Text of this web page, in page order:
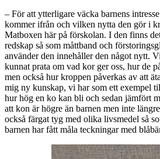
– För att ytterligare väcka barnens
kommer ifrån och vilken nytta den gör i
Matboxen här på förskolan. I den finns
redskap så som måttband och
använder den innehåller den något nytt.
kunnat prata om vad kor ger oss, hur de
men också hur kroppen påverkas av att
mig ny kunskap, vi har som ett exempel
hur hög en ko kan bli och sedan jämfört
att kon är högre än barnen men inte
också färgat tyg med olika livsmedel så
barnen har fått måla teckningar med